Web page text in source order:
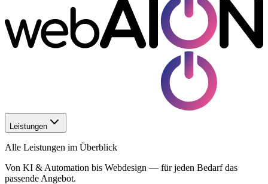
Leistungen
Alle Leistungen im Überblick
Von KI & Automation bis Webdesign — für jeden Bedarf das
passende Angebot.